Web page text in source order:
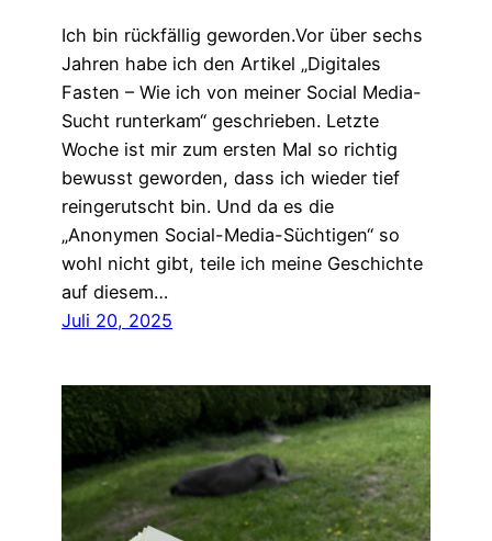
Ich bin rückfällig geworden.Vor über sechs
Jahren habe ich den Artikel „Digitales
Fasten – Wie ich von meiner Social Media-
Sucht runterkam“ geschrieben. Letzte
Woche ist mir zum ersten Mal so richtig
bewusst geworden, dass ich wieder tief
reingerutscht bin. Und da es die
„Anonymen Social-Media-Süchtigen“ so
wohl nicht gibt, teile ich meine Geschichte
auf diesem…
Juli 20, 2025